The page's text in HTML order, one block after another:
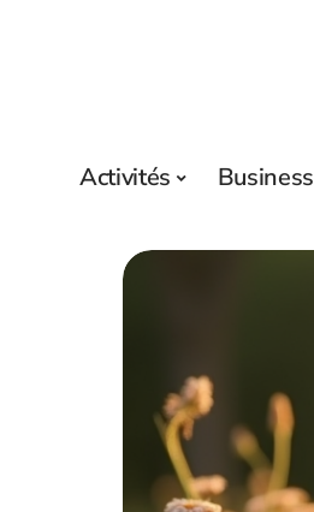
Activités Business